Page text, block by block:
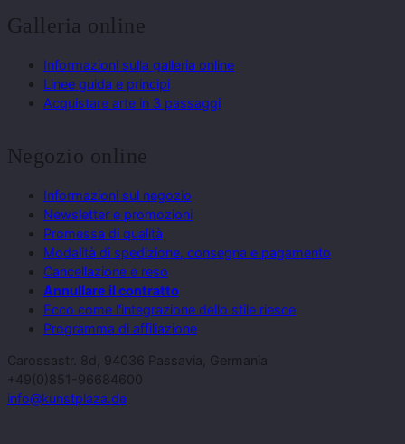
Galleria online
Informazioni sulla galleria online
Linee guida e principi
Acquistare arte in 3 passaggi
Negozio online
Informazioni sul negozio
Newsletter e promozioni
Promessa di qualità
Modalità di spedizione, consegna e pagamento
Cancellazione e reso
Annullare il contratto
Ecco come l'integrazione dello stile riesce
Programma di affiliazione
Carossastr. 8d, 94036 Passavia, Germania
+49(0)851-96684600
info@kunstplaza.de